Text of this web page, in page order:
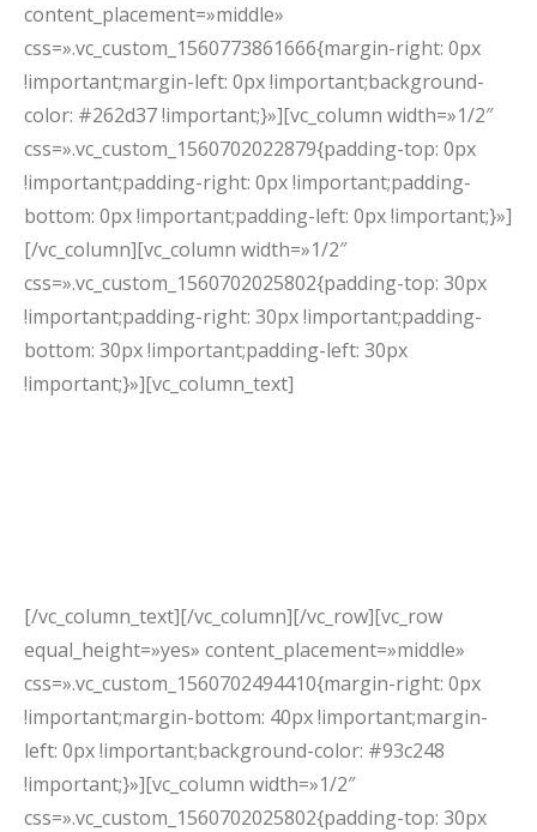
content_placement=»middle»
css=».vc_custom_1560773861666{margin-right: 0px
!important;margin-left: 0px !important;background-
color: #262d37 !important;}»][vc_column width=»1/2″
css=».vc_custom_1560702022879{padding-top: 0px
!important;padding-right: 0px !important;padding-
bottom: 0px !important;padding-left: 0px !important;}»]
[/vc_column][vc_column width=»1/2″
css=».vc_custom_1560702025802{padding-top: 30px
!important;padding-right: 30px !important;padding-
bottom: 30px !important;padding-left: 30px
!important;}»][vc_column_text]
[/vc_column_text][/vc_column][/vc_row][vc_row
equal_height=»yes» content_placement=»middle»
css=».vc_custom_1560702494410{margin-right: 0px
!important;margin-bottom: 40px !important;margin-
left: 0px !important;background-color: #93c248
!important;}»][vc_column width=»1/2″
css=».vc_custom_1560702025802{padding-top: 30px